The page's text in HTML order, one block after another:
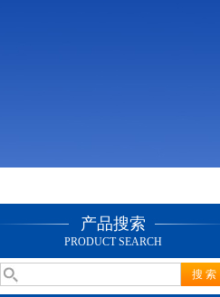
产品搜索
PRODUCT SEARCH